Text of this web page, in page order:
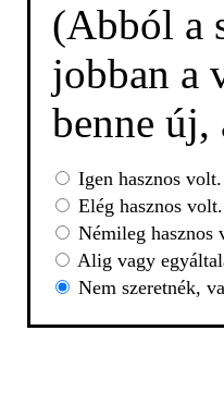
(Abból a
jobban a
benne új,
Igen hasznos volt.
Elég hasznos volt.
Némileg hasznos
Alig vagy
Nem szeretnék,